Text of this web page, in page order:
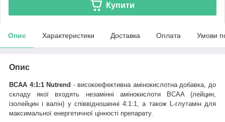
Купити
Опис Характеристики Доставка Оплата Умови
Опис
BCAA 4:1:1 Nutrend - високоефективна амінокислотна добавка, до
складу якої входять незамінні амінокислоти BCAA (лейцин,
ізолейцин і валін) у співвідношенні 4:1:1, а також
L-глутамін для
максимальної енергетичної цінності препарату.